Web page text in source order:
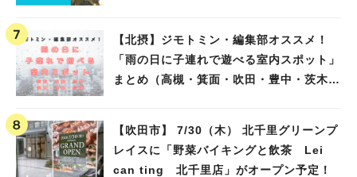
【北摂】ジモトミン・編集部オススメ！
「雨の日に子連れで遊べる室内スポット」
まとめ（高槻・箕面・吹田・豊中・茨木・
【吹田市】 7/30（木） 北千里グリーンプ
レイスに「野菜バイキングと飲茶 Lei
can ting 北千里店」がオープン予定！